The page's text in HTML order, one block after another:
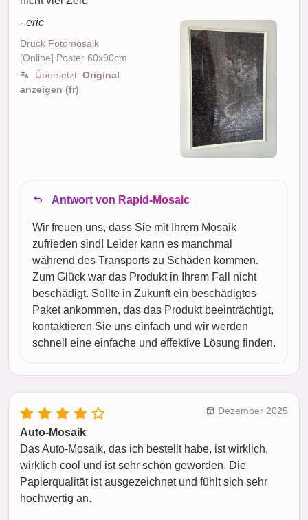
- eric
Druck Fotomosaik
[Online] Poster 60x90cm
Übersetzt: Original
anzeigen (fr)
Antwort von Rapid-Mosaic
Wir freuen uns, dass Sie mit Ihrem Mosaik
zufrieden sind! Leider kann es manchmal
während des Transports zu Schäden kommen.
Zum Glück war das Produkt in Ihrem Fall nicht
beschädigt. Sollte in Zukunft ein beschädigtes
Paket ankommen, das das Produkt beeinträchtigt,
kontaktieren Sie uns einfach und wir werden
schnell eine einfache und effektive Lösung finden.
Dezember 2025
Auto-Mosaik
Das Auto-Mosaik, das ich bestellt habe, ist wirklich,
wirklich cool und ist sehr schön geworden. Die
Papierqualität ist ausgezeichnet und fühlt sich sehr
hochwertig an.